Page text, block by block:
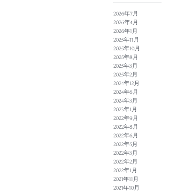
2026年7月
2026年4月
2026年1月
2025年11月
2025年10月
2025年8月
2025年3月
2025年2月
2024年12月
2024年6月
2024年3月
2023年1月
2022年9月
2022年8月
2022年6月
2022年5月
2022年3月
2022年2月
2022年1月
2021年11月
2021年10月